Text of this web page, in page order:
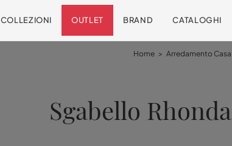
COLLEZIONI OUTLET BRAND CATALOGHI
Home > Arredamento Casa
Sgabello